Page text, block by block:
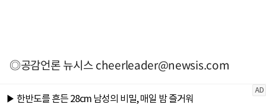
◎공감언론 뉴시스cheerleader@newsis.com